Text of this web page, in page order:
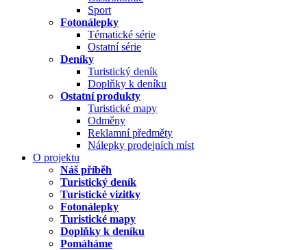
Sport
Fotonálepky
Tématické série
Ostatní série
Deníky
Turistický deník
Doplňky k deníku
Ostatní produkty
Turistické mapy
Odměny
Reklamní předměty
Nálepky prodejních míst
O projektu
Náš příběh
Turistický deník
Turistické vizitky
Fotonálepky
Turistické mapy
Doplňky k deníku
Pomáháme